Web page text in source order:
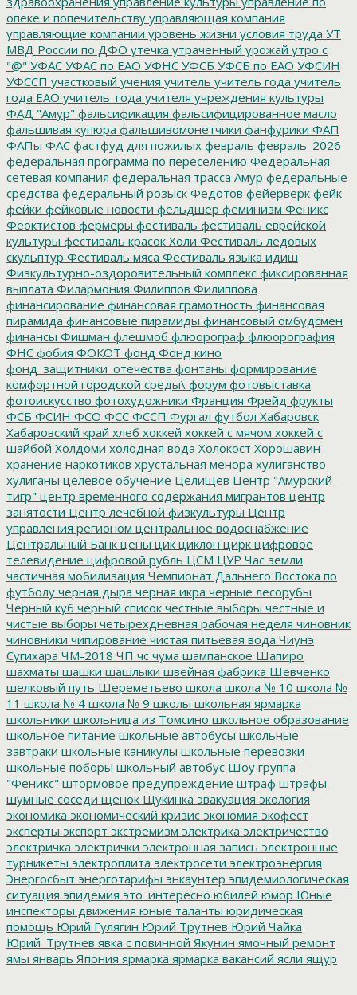
опеке и попечительству управляющая компания
управляющие компании уровень жизни условия труда УТ
МВД России по ДФО утечка утраченный урожай утро с
"@" УФАС УФАС по ЕАО УФНС УФСБ УФСБ по ЕАО УФСИН
УФССП участковый учения учитель учитель года учитель
года ЕАО учитель_года учителя учреждения культуры
ФАД "Амур" фальсификация фальсифицированное масло
фальшивая купюра фальшивомонетчики фанфурики ФАП
ФАПы ФАС фастфуд для пожилых февраль февраль_2026
федеральная программа по переселению Федеральная
сетевая компания федеральная трасса Амур федеральные
средства федеральный розыск Федотов фейерверк фейк
фейки фейковые новости фельдшер феминизм Феникс
Феоктистов фермеры фестиваль фестиваль еврейской
культуры фестиваль красок Холи Фестиваль ледовых
скульптур Фестиваль мяса Фестиваль языка идиш
Физкультурно-оздоровительный комплекс фиксированная
выплата Филармония Филиппов Филиппова
финансирование финансовая грамотность финансовая
пирамида финансовые пирамиды финансовый омбудсмен
финансы Фишман флешмоб флюорограф флюорография
ФНС фобия ФОКОТ фонд Фонд кино
фонд_защитники_отечества фонтаны формирование
комфортной городской среды\ форум фотовыставка
фотоискусство фотохудожники Франция Фрейд фрукты
ФСБ ФСИН ФСО ФСС ФССП Фургал футбол Хабаровск
Хабаровский край хлеб хоккей хоккей с мячом хоккей с
шайбой Холдоми холодная вода Холокост Хорошавин
хранение наркотиков хрустальная менора хулиганство
хулиганы целевое обучение Целищев Центр "Амурский
тигр" центр временного содержания мигрантов центр
занятости Центр лечебной физкультуры Центр
управления регионом центральное водоснабжение
Центральный Банк цены цик циклон цирк цифровое
телевидение цифровой рубль ЦСМ ЦУР Час земли
частичная мобилизация Чемпионат Дальнего Востока по
футболу черная дыра черная икра черные лесорубы
Черный куб черный список честные выборы честные и
чистые выборы четырехдневная рабочая неделя чиновник
чиновники чипирование чистая питьевая вода Чиунэ
Сугихара ЧМ-2018 ЧП чс чума шампанское Шапиро
шахматы шашки шашлыки швейная фабрика Шевченко
шелковый путь Шереметьево школа школа № 10 школа №
11 школа № 4 школа № 9 школы школьная ярмарка
школьники школьница из Томсино школьное образование
школьное питание школьные автобусы школьные
завтраки школьные каникулы школьные перевозки
школьные поборы школьный автобус Шоу группа
"Феникс" штормовое предупреждение штраф штрафы
шумные соседи щенок Щукинка эвакуация экология
экономика экономический кризис экономия экофест
эксперты экспорт экстремизм электрика электричество
электричка электрички электронная запись электронные
турникеты электроплита электросети электроэнергия
Энергосбыт энерготарифы энкаунтер эпидемиологическая
ситуация эпидемия это_интересно юбилей юмор Юные
инспекторы движения юные таланты юридическая
помощь Юрий Гулягин Юрий Трутнев Юрий Чайка
Юрий_Трутнев явка с повинной Якунин ямочный ремонт
ямы январь Япония ярмарка ярмарка вакансий ясли ящур